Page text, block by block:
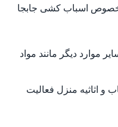
مخصوص اسباب کشی جابجا
موارد دیگر مانند مواد
و اثاثیه منزل فعالیت